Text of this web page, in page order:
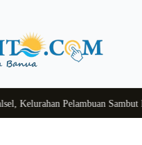
Pelambuan Sambut